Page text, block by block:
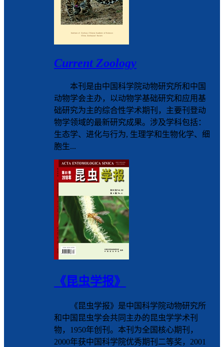
Current Zoology
本刊是由中国科学院动物研究所和中国
动物学会主办，以动物学基础研究和应用基
础研究为主的综合性学术期刊，主要刊登动
物学领域的最新研究成果。涉及学科包括：
生态学、进化与行为, 生理学和生物化学、细
胞生...
《昆虫学报》
《昆虫学报》是中国科学院动物研究所
和中国昆虫学会共同主办的昆虫学学术刊
物，1950年创刊。本刊为全国核心期刊，
2000年获中国科学院优秀期刊二等奖，2001